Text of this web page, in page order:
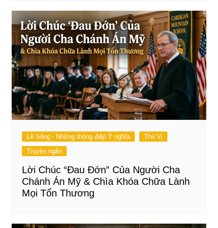
Lẽ Sống - Những thông điệp Ý nghĩa
Thú Vị
Truyện ngắn
Lời Chúc “Đau Đớn” Của Người Cha
Chánh Án Mỹ & Chìa Khóa Chữa Lành
Mọi Tổn Thương